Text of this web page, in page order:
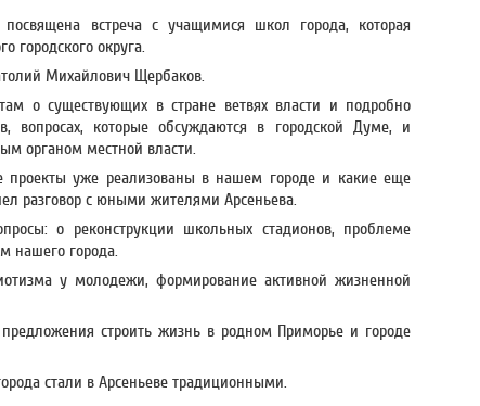
встреча с учащимися школ города, которая
городского округа.
Михайлович Щербаков.
о существующих в стране ветвях власти и подробно
вопросах, которые обсуждаются в городской Думе, и
органом местной власти.
проекты уже реализованы в нашем городе и какие еще
разговор с юными жителями Арсеньева.
о реконструкции школьных стадионов, проблеме
нашего города.
у молодежи, формирование активной жизненной
предложения строить жизнь в родном Приморье и городе
стали в Арсеньеве традиционными.